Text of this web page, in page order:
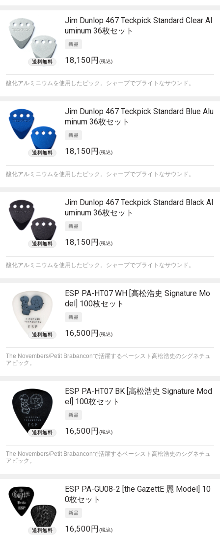
Jim Dunlop 467 Teckpick Standard Clear Al
uminum 36枚セット
18,150円 (税込)
酸化アルミニウムを使用したピック。シャープでブライトなサウンド。
Jim Dunlop 467 Teckpick Standard Blue Alu
minum 36枚セット
18,150円 (税込)
酸化アルミニウムを使用したピック。シャープでブライトなサウンド。
Jim Dunlop 467 Teckpick Standard Black Al
uminum 36枚セット
18,150円 (税込)
酸化アルミニウムを使用したピック。シャープでブライトなサウンド。
ESP PA-HT07 WH [高松浩史 Signature Mo
del] 100枚セット
16,500円 (税込)
The Novembers/Petit Brabanconで活躍するベーシスト高松浩史のシグネチュ
アピック。
ESP PA-HT07 BK [高松浩史 Signature Mod
el] 100枚セット
16,500円 (税込)
The Novembers/Petit Brabanconで活躍するベーシスト高松浩史のシグネチュ
アピック。
ESP PA-GU08-2 [the GazettE 麗 Model] 10
0枚セット
16,500円 (税込)